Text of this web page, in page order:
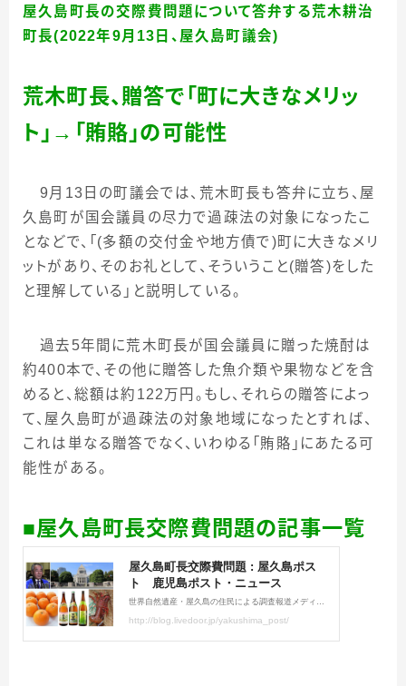
屋久島町長の交際費問題について答弁する荒木耕治
町長(2022年9月13日、屋久島町議会)
荒木町長、贈答で「町に大きなメリッ
ト」 → 「賄賂」の可能性
9 月 13 日の町議会では、荒木町長も答弁に立ち、屋
久島町が国会議員の尽力で過疎法の対象になったこ
となどで、「 (多額の交付金や地方債で )町に大きなメリ
ットがあり、そのお礼として、そういうこと(贈答)をした
と理解している」と説明している。
過去 5年間に荒木町長が国会議員に贈った焼酎は
約400本で、その他に贈答した魚介類や果物などを含
めると、総額は約 122万円。もし、それらの贈答によっ
て、屋久島町が過疎法の対象地域になったとすれば、
これは単なる贈答でなく、いわゆる「賄賂」にあたる可
能性がある。
■屋久島町長交際費問題の記事一覧